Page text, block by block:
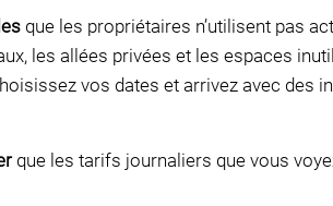
que les propriétaires n’utilisent pas
les allées privées et les espaces
vos dates et arrivez avec des
que les tarifs journaliers que vous